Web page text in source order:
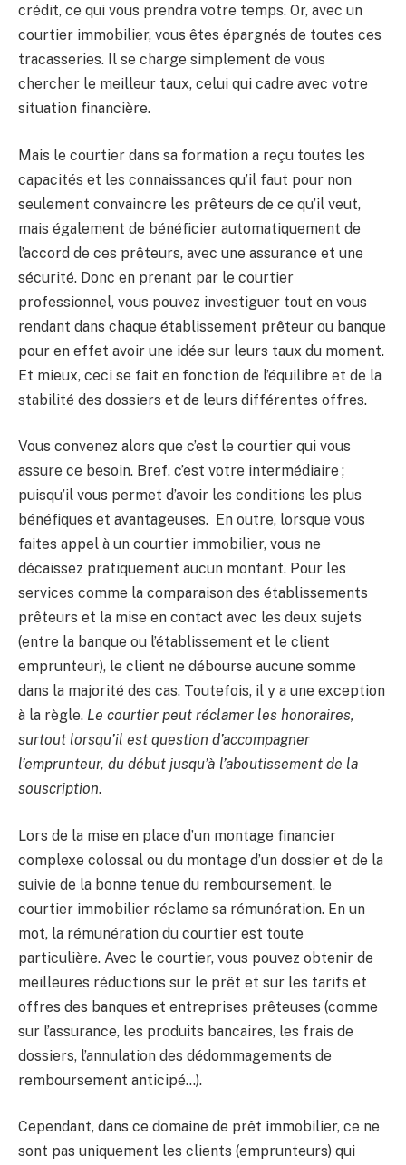
crédit, ce qui vous prendra votre temps. Or, avec un
courtier immobilier, vous êtes épargnés de toutes ces
tracasseries. Il se charge simplement de vous
chercher le meilleur taux, celui qui cadre avec votre
situation financière.
Mais le courtier dans sa formation a reçu toutes les
capacités et les connaissances qu’il faut pour non
seulement convaincre les prêteurs de ce qu’il veut,
mais également de bénéficier automatiquement de
l’accord de ces prêteurs, avec une assurance et une
sécurité. Donc en prenant par le courtier
professionnel, vous pouvez investiguer tout en vous
rendant dans chaque établissement prêteur ou banque
pour en effet avoir une idée sur leurs taux du moment.
Et mieux, ceci se fait en fonction de l’équilibre et de la
stabilité des dossiers et de leurs différentes offres.
Vous convenez alors que c’est le courtier qui vous
assure ce besoin. Bref, c’est votre intermédiaire ;
puisqu’il vous permet d’avoir les conditions les plus
bénéfiques et avantageuses. En outre, lorsque vous
faites appel à un courtier immobilier, vous ne
décaissez pratiquement aucun montant. Pour les
services comme la comparaison des établissements
prêteurs et la mise en contact avec les deux sujets
(entre la banque ou l’établissement et le client
emprunteur), le client ne débourse aucune somme
dans la majorité des cas. Toutefois, il y a une exception
à la règle. Le courtier peut réclamer les honoraires,
surtout lorsqu’il est question d’accompagner
l’emprunteur, du début jusqu’à l’aboutissement de la
souscription.
Lors de la mise en place d’un montage financier
complexe colossal ou du montage d’un dossier et de la
suivie de la bonne tenue du remboursement, le
courtier immobilier réclame sa rémunération. En un
mot, la rémunération du courtier est toute
particulière. Avec le courtier, vous pouvez obtenir de
meilleures réductions sur le prêt et sur les tarifs et
offres des banques et entreprises prêteuses (comme
sur l’assurance, les produits bancaires, les frais de
dossiers, l’annulation des dédommagements de
remboursement anticipé…).
Cependant, dans ce domaine de prêt immobilier, ce ne
sont pas uniquement les clients (emprunteurs) qui